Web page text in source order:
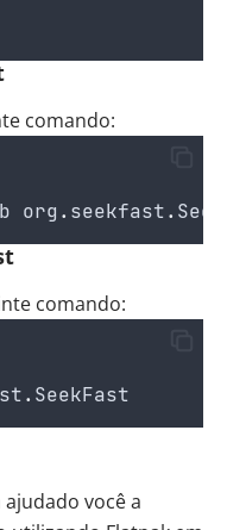
comando:
org . seekfast.
comando:
. SeekFast
você a